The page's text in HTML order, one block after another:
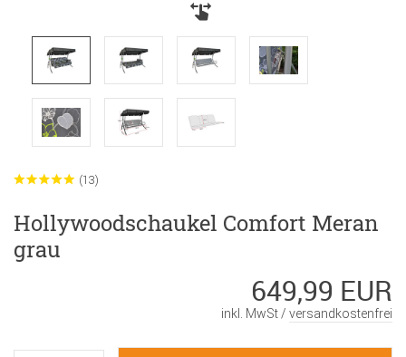
(13)
Hollywoodschaukel Comfort Meran
grau
649,99 EUR
inkl. MwSt / versandkostenfrei